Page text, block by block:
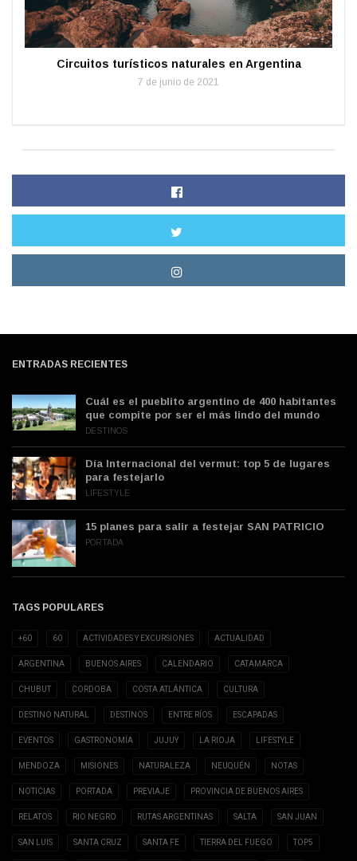
Circuitos turísticos naturales en Argentina
7 de junio de 2021
ENTRADAS RECIENTES
Cuál es el pueblito argentino de 400 habitantes
que compite por ser el más lindo del mundo
DESTINOS
Día Internacional del vermut: top 5 de lugares
para festejarlo
LIFESTYLE
15 planes para salir a festejar SAN PATRICIO
PORTADA
TAGS POPULARES
+60 60 ACTIVIDADES Y EXCURSIONES ACTUALIDAD
ARGENTINA BUENOS AIRES CALENDARIO CATAMARCA
CHUBUT CORDOBA COSTA ATLÁNTICA CULTURA
DESTINO NATURAL DESTINOS ENTRE RÍOS ESCAPADAS
EVENTOS GASTRONOMÍA JUJUY LA RIOJA LIFESTYLE
MENDOZA MISIONES NATURALEZA NEUQUÉN NOTAS
NOTICIAS PORTADA PREVIAJE PROVINCIA DE BUENOS AIRES
RELATOS RIO NEGRO RUTAS ARGENTINAS SALTA SAN JUAN
SAN LUIS SANTA CRUZ SANTA FE TIERRA DEL FUEGO TOP5